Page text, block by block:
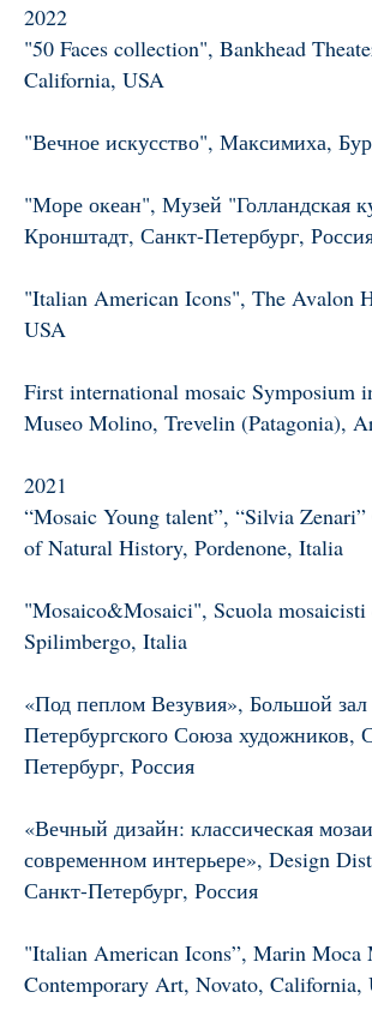
2022
"50 Faces collection", Bankhead
California, USA
"Вечное искусство", Максимиха,
"Море океан", Музей "Голландская
Кронштадт, Санкт-Петербург,
"Italian American Icons", The Avalon
USA
First international mosaic Symposium
Museo Molino, Trevelin (Patagonia),
2021
“Mosaic Young talent”, “Silvia
of Natural History, Pordenone, Italia
"Mosaico&Mosaici", Scuola
Spilimbergo, Italia
«Под пеплом Везувия», Большой
Петербургского Союза художников,
Петербург, Россия
«Вечный дизайн: классическая
современном интерьере», Design
Санкт-Петербург, Россия
"Italian American Icons”, Marin Moca
Contemporary Art, Novato, California,